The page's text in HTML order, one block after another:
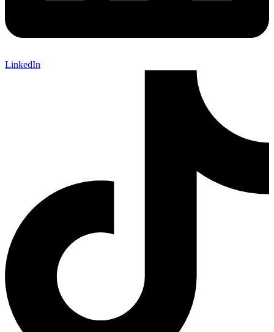
LinkedIn